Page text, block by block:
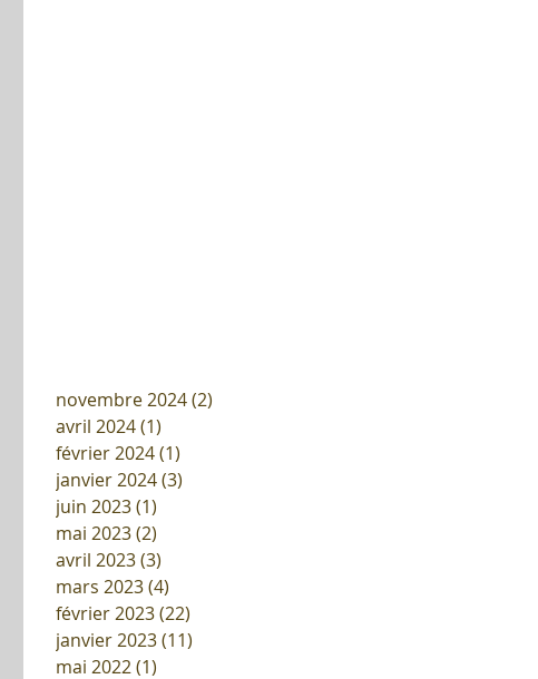
novembre 2024(2)
avril 2024(1)
février 2024(1)
janvier 2024(3)
juin 2023(1)
mai 2023(2)
avril 2023(3)
mars 2023(4)
février 2023(22)
janvier 2023(11)
mai 2022(1)